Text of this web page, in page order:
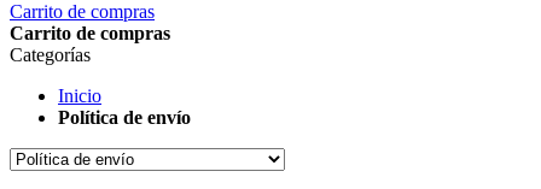
Carrito de compras
Carrito de compras
Categorías
Inicio
Política de envío